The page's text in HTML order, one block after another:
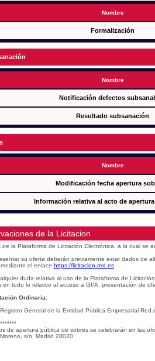
Nombre
Formalización
Nombre
Notificación defectos
Resultado subsanación
Nombre
Modificación fecha apertura
Información relativa al acto de
de la Licitacion
de la Plataforma de Licitación Electrónica, a la cual se
su oferta deberán previamente estar dados de
el enlace https://licitacion.red.es
duda relativa al uso de la Plataforma de
en todo lo relativo al acceso a GPA, presentación de
Ordinaria:
General de la Entidad Pública Empresarial
de apertura pública de sobres se celebrarán en las
s/n, Madrid 28020